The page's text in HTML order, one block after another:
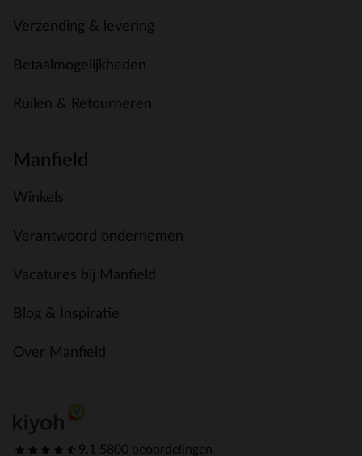
Verzending & levering
Betaalmogelijkheden
Ruilen & Retourneren
Manfield
Winkels
Verantwoord ondernemen
Vacatures bij Manfield
Blog & Inspiratie
Over Manfield
9.1 5800 beoordelingen